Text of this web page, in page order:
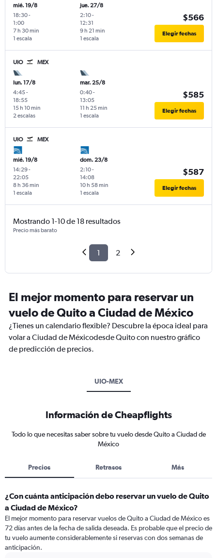
mié. 19/8
18:30-
1:00
1 escala
7 h 30 min
jue. 27/8
2:10-
12:31
1 escala
9 h 21 min
$566
Elegir fechas
UIO MEX
lun. 17/8
4:45-
18:55
2 escalas
15 h 10 min
mar. 25/8
0:40-
13:05
1 escala
11 h 25 min
$585
Elegir fechas
UIO MEX
mié. 19/8
14:29-
22:05
1 escala
8 h 36 min
dom. 23/8
2:10-
14:08
1 escala
10 h 58 min
$587
Elegir fechas
Mostrando 1-10 de 18 resultados
Precio más barato
1 2
El mejor momento para reservar un
vuelo de Quito a Ciudad de México
¿Tienes un calendario flexible? Descubre la época ideal para
volar a Ciudad de Méxicodesde Quito con nuestro gráfico
de predicción de precios.
UIO-MEX
Información de Cheapflights
Todo lo que necesitas saber sobre tu vuelo desde Quito a Ciudad de
México
Precios Retrasos Más
¿Con cuánta anticipación debo reservar un vuelo de Quito
a Ciudad de México?
El mejor momento para reservar vuelos de Quito a Ciudad de México es
72 días antes de la fecha de salida deseada. Es probable que el precio de
tu vuelo aumente considerablemente si reservas con dos semanas de
anticipación.